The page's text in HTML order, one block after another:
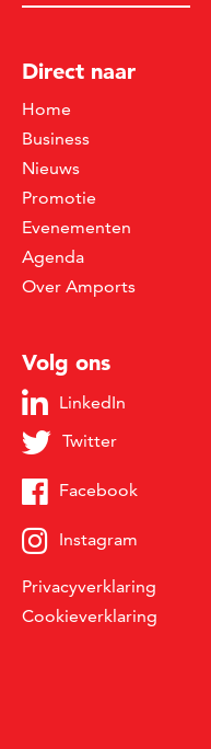
Direct naar
Home
Business
Nieuws
Promotie
Evenementen
Agenda
Over Amports
Volg ons
LinkedIn
Twitter
Facebook
Instagram
Privacyverklaring
Cookieverklaring